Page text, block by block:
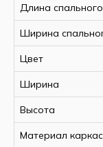
состоянии
Размер
ДхШ
Основание
Количество
Материал
Материал
Длина
Ширина
Цвет
Ширина
Высота
Материал